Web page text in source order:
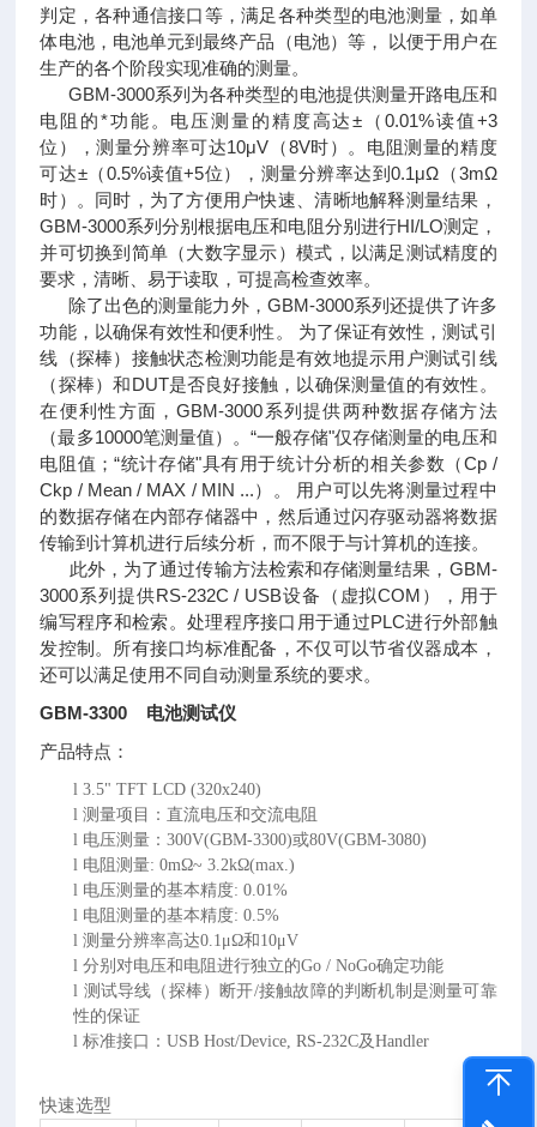
判定，各种通信接口等，满足各种类型的电池测量，如单
体电池，电池单元到最终产品（电池）等， 以便于用户在
生产的各个阶段实现准确的测量。
GBM-3000系列为各种类型的电池提供测量开路电压和
电阻的*功能。电压测量的精度高达±（0.01%读值+3
位），测量分辨率可达10μV（8V时）。电阻测量的精度
可达±（0.5%读值+5位），测量分辨率达到0.1μΩ（3mΩ
时）。同时，为了方便用户快速、清晰地解释测量结果，
GBM-3000系列分别根据电压和电阻分别进行HI/LO测定，
并可切换到简单（大数字显示）模式，以满足测试精度的
要求，清晰、易于读取，可提高检查效率。
除了出色的测量能力外，GBM-3000系列还提供了许多
功能，以确保有效性和便利性。 为了保证有效性，测试引
线（探棒）接触状态检测功能是有效地提示用户测试引线
（探棒）和DUT是否良好接触，以确保测量值的有效性。
在便利性方面，GBM-3000系列提供两种数据存储方法
（最多10000笔测量值）。“一般存储"仅存储测量的电压和
电阻值；“统计存储"具有用于统计分析的相关参数（Cp /
Ckp / Mean / MAX / MIN ...）。 用户可以先将测量过程中
的数据存储在内部存储器中，然后通过闪存驱动器将数据
传输到计算机进行后续分析，而不限于与计算机的连接。
此外，为了通过传输方法检索和存储测量结果，GBM-
3000系列提供RS-232C / USB设备（虚拟COM），用于
编写程序和检索。处理程序接口用于通过PLC进行外部触
发控制。所有接口均标准配备，不仅可以节省仪器成本，
还可以满足使用不同自动测量系统的要求。
GBM-3300 电池测试仪
产品特点：
l3.5" TFT LCD (320x240)
l测量项目：直流电压和交流电阻
l 电压测量：300V(GBM-3300)或80V(GBM-3080)
l 电阻测量: 0mΩ~ 3.2kΩ(max.)
l 电压测量的基本精度: 0.01%
l 电阻测量的基本精度: 0.5%
l测量分辨率高达0.1μΩ和10μV
l分别对电压和电阻进行独立的Go / NoGo确定功能
l 测试导线（探棒）断开/接触故障的判断机制是测量可靠
性的保证
l标准接口：USB Host/Device, RS-232C及Handler
快速选型